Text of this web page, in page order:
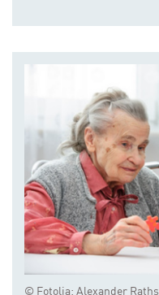
© Fotolia: Alexander Raths